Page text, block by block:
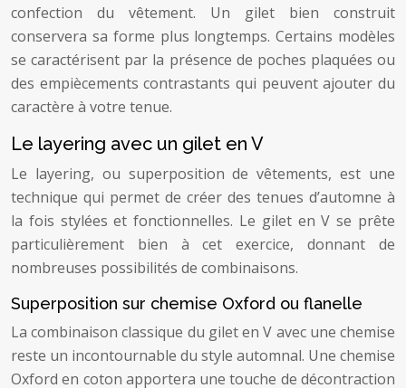
confection du vêtement. Un gilet bien construit
conservera sa forme plus longtemps. Certains modèles
se caractérisent par la présence de poches plaquées ou
des empiècements contrastants qui peuvent ajouter du
caractère à votre tenue.
Le layering avec un gilet en V
Le layering, ou superposition de vêtements, est une
technique qui permet de créer des tenues d’automne à
la fois stylées et fonctionnelles. Le gilet en V se prête
particulièrement bien à cet exercice, donnant de
nombreuses possibilités de combinaisons.
Superposition sur chemise Oxford ou flanelle
La combinaison classique du gilet en V avec une chemise
reste un incontournable du style automnal. Une chemise
Oxford en coton apportera une touche de décontraction